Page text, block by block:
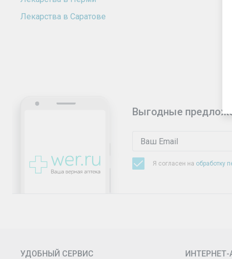
Лекарства в Саратове
Выгодные
Я согласен на обработку
УДОБНЫЙ СЕРВИС ИНТЕРНЕТ-